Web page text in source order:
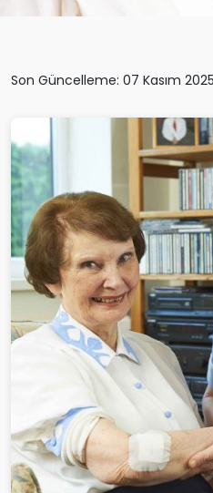
Son Güncelleme: 07 Kasım